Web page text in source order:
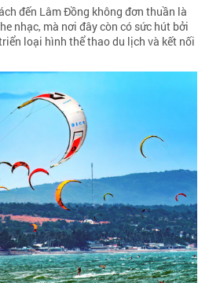
đến Lâm Đồng không đơn thuần là
nhạc, mà nơi đây còn có sức hút bởi
loại hình thể thao du lịch và kết nối